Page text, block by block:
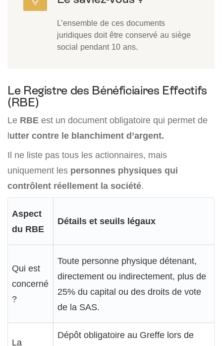
L’ensemble de ces documents
juridiques doit être conservé au siège
social pendant 10 ans.
Le Registre des Bénéficiaires Effectifs
(RBE)
Le RBE est un document obligatoire qui permet de
lutter contre le blanchiment d’argent.
Il ne liste pas tous les actionnaires, mais
uniquement les personnes physiques qui
contrôlent réellement la société.
Aspect
du RBE
Détails et seuils légaux
Qui est
concerné
?
Toute personne physique détenant,
directement ou indirectement, plus de
25% du capital ou des droits de vote
de la SAS.
La
Dépôt obligatoire au Greffe lors de